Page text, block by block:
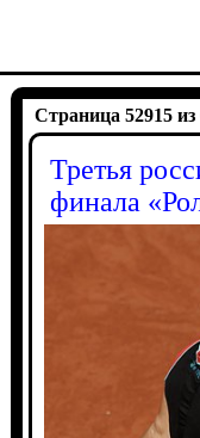
Страница 52915 из
Третья
финала